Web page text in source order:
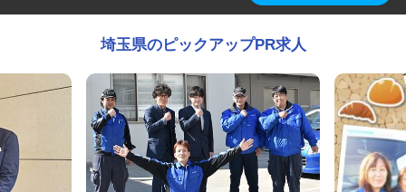
埼玉県のピックアップPR求人